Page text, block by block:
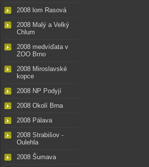
2008 lom Rasová
2008 Malý a Velký
Chlum
2008 medvíďata v
ZOO Brno
2008 Miroslavské
kopce
2008 NP Podyjí
2008 Okolí Brna
2008 Pálava
2008 Strabišov -
Oulehla
2008 Šumava